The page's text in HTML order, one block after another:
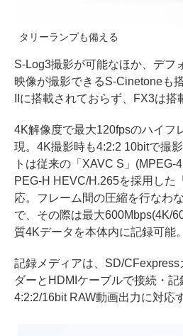
タリーランプも備える
S-Log3撮影が可能なほか、デフ
映像が撮影できるS-Cinetoneも
IIに搭載されておらず、FX3は搭
4K解像度で最大120fpsのハイフ
現。4K撮影時も4:2:2 10bitで撮
トは従来の「XAVC S」(MPEG-
PEG-H HEVC/H.265を採用した
応。フレーム間の圧縮を行なわ
で、その際は最大600Mbps(4K/
質4Kデータを本体内に記録可能。
記録メディアは、SD/
ダーとHDMIケーブルで接続・
4:2:2/16bit RAW動画出力に対応